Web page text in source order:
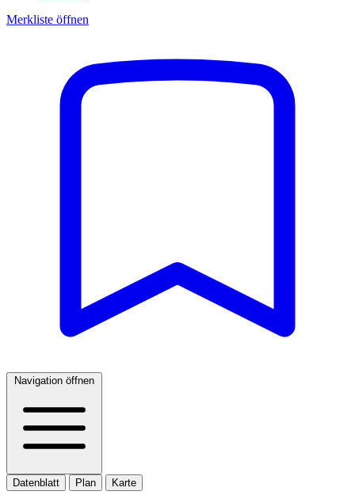
Merkliste öffnen
Navigation öffnen
Datenblatt Plan Karte